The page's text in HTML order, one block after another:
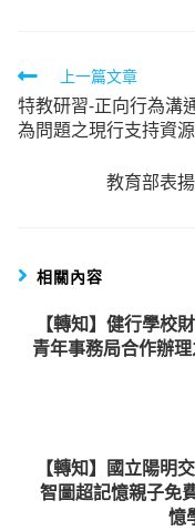
Read
more
articles
上一篇文章
特教研習-正向行為溝
為問題之現行支持資
教育部表
相關內容
【轉知】健行學校
青年事務局合作辦
【轉知】國立陽明
智圖超記憶親子免
憶